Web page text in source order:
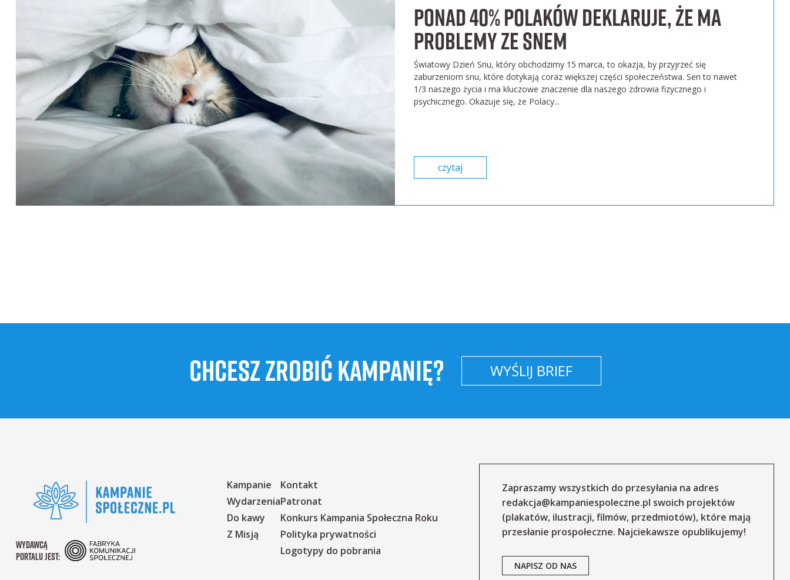
Ponad 40% Polaków deklaruje, że ma
problemy ze snem
Światowy Dzień Snu, który obchodzimy 15 marca, to okazja, by przyjrzeć się
zaburzeniom snu, które dotykają coraz większej części społeczeństwa. Sen to nawet
1/3 naszego życia i ma kluczowe znaczenie dla naszego zdrowia fizycznego i
psychicznego. Okazuje się, że Polacy...
czytaj
CHCESZ ZROBIĆ KAMPANIĘ? WYŚLIJ BRIEF
WYDAWCĄ
PORTALU JEST:
Kampanie
Wydarzenia
Do kawy
Z Misją
Kontakt
Patronat
Konkurs Kampania Społeczna Roku
Polityka prywatności
Logotypy do pobrania
Zapraszamy wszystkich do przesyłania na adres
redakcja@kampaniespoleczne.pl swoich projektów
(plakatów, ilustracji, filmów, przedmiotów), które mają
przesłanie prospołeczne. Najciekawsze opublikujemy!
NAPISZ OD NAS